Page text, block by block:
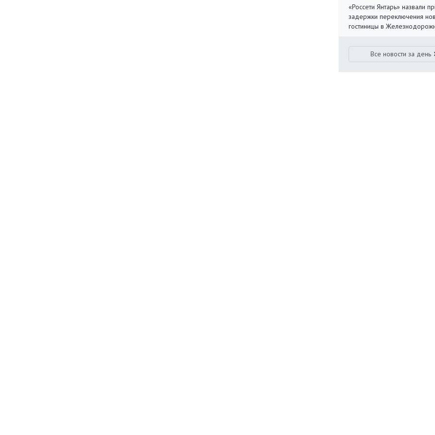
«Россети Янтарь» назвали
задержки переключения
гостиницы в
Все новости за день